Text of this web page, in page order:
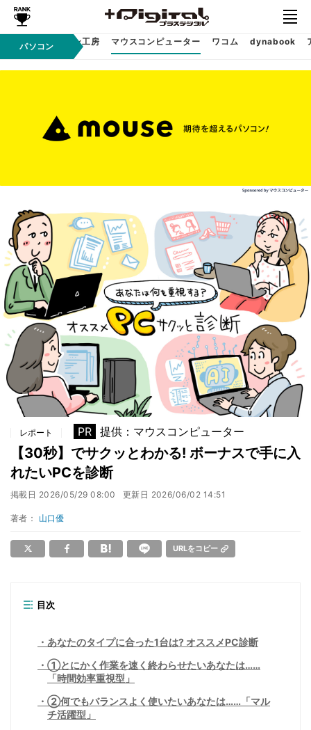
パソコンパソコン工房 マウスコンピューター ワコム dynabook
レポート PR 提供：マウスコンピューター
【30秒】でサクッとわかる! ボーナスで手に入
れたいPCを診断
掲載日 2026/05/29 08:00 更新日 2026/06/02 14:51
著者： 山口優
URLをコピー
目次
あなたのタイプに合った1台は? オススメPC診断
①とにかく作業を速く終わらせたいあなたは……
「時間効率重視型」
②何でもバランスよく使いたいあなたは……「マル
チ活躍型」